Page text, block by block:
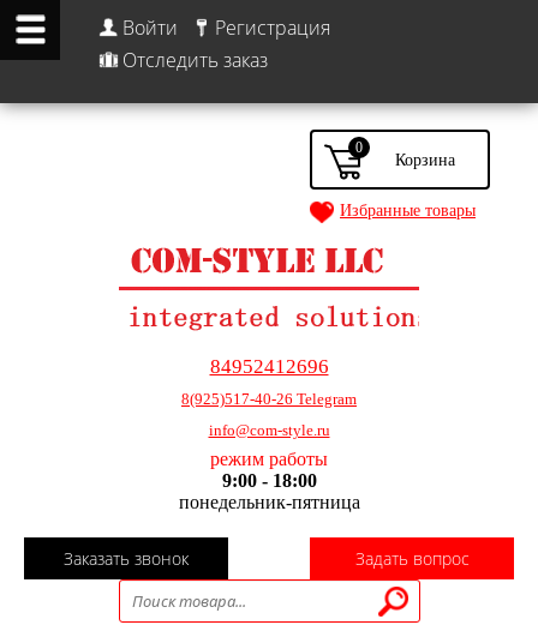
Войти
Регистрация
Отследить заказ
84952412696
8(925)517-40-26 Telegram
info@com-style.ru
режим работы
9:00 - 18:00
понедельник-пятница
Заказать звонок Задать вопрос
0
Избранные товары